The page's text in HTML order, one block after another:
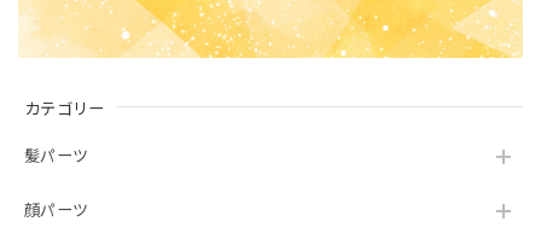
カテゴリー
髪パーツ
顔パーツ